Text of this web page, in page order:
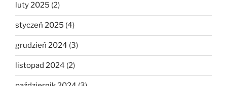
luty 2025 (2)
styczeń 2025 (4)
grudzień 2024 (3)
listopad 2024 (2)